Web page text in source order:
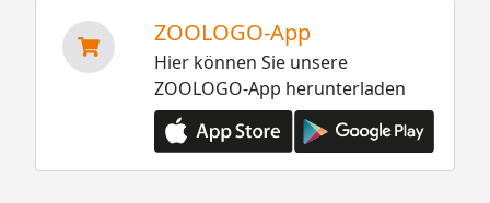
ZOOLOGO-App
Hier können Sie unsere
ZOOLOGO-App herunterladen